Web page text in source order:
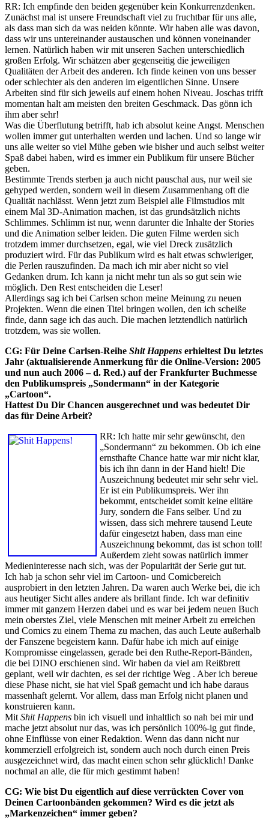
RR: Ich empfinde den beiden gegenüber kein Konkurrenzdenken.
Zunächst mal ist unsere Freundschaft viel zu fruchtbar für uns alle,
als dass man sich da was neiden könnte. Wir haben alle was davon,
dass wir uns untereinander austauschen und können voneinander
lernen. Natürlich haben wir mit unseren Sachen unterschiedlich
großen Erfolg. Wir schätzen aber gegenseitig die jeweiligen
Qualitäten der Arbeit des anderen. Ich finde keinen von uns besser
oder schlechter als den anderen im eigentlichen Sinne. Unsere
Arbeiten sind für sich jeweils auf einem hohen Niveau. Joschas trifft
momentan halt am meisten den breiten Geschmack. Das gönn ich
ihm aber sehr!
Was die Überflutung betrifft, hab ich absolut keine Angst. Menschen
wollen immer gut unterhalten werden und lachen. Und so lange wir
uns alle weiter so viel Mühe geben wie bisher und auch selbst weiter
Spaß dabei haben, wird es immer ein Publikum für unsere Bücher
geben.
Bestimmte Trends sterben ja auch nicht pauschal aus, nur weil sie
gehyped werden, sondern weil in diesem Zusammenhang oft die
Qualität nachlässt. Wenn jetzt zum Beispiel alle Filmstudios mit
einem Mal 3D-Animation machen, ist das grundsätzlich nichts
Schlimmes. Schlimm ist nur, wenn darunter die Inhalte der Stories
und die Animation selber leiden. Die guten Filme werden sich
trotzdem immer durchsetzen, egal, wie viel Dreck zusätzlich
produziert wird. Für das Publikum wird es halt etwas schwieriger,
die Perlen rauszufinden. Da mach ich mir aber nicht so viel
Gedanken drum. Ich kann ja nicht mehr tun als so gut sein wie
möglich. Den Rest entscheiden die Leser!
Allerdings sag ich bei Carlsen schon meine Meinung zu neuen
Projekten. Wenn die einen Titel bringen wollen, den ich scheiße
finde, dann sage ich das auch. Die machen letztendlich natürlich
trotzdem, was sie wollen.
CG: Für Deine Carlsen-Reihe Shit Happens erhieltest Du letztes
Jahr (aktualisierende Anmerkung für die Online-Version: 2005
und nun auch 2006 – d. Red.) auf der Frankfurter Buchmesse
den Publikumspreis „Sondermann“ in der Kategorie
„Cartoon“.
Hattest Du Dir Chancen ausgerechnet und was bedeutet Dir
das für Deine Arbeit?
RR: Ich hatte mir sehr gewünscht, den
„Sondermann“ zu bekommen. Ob ich eine
ernsthafte Chance hatte war mir nicht klar,
bis ich ihn dann in der Hand hielt! Die
Auszeichnung bedeutet mir sehr sehr viel.
Er ist ein Publikumspreis. Wer ihn
bekommt, entscheidet somit keine elitäre
Jury, sondern die Fans selber. Und zu
wissen, dass sich mehrere tausend Leute
dafür eingesetzt haben, dass man eine
Auszeichnung bekommt, das ist schon toll!
Außerdem zieht sowas natürlich immer
Medieninteresse nach sich, was der Popularität der Serie gut tut.
Ich hab ja schon sehr viel im Cartoon- und Comicbereich
ausprobiert in den letzten Jahren. Da waren auch Werke bei, die ich
aus heutiger Sicht alles andere als brillant finde. Ich war definitiv
immer mit ganzem Herzen dabei und es war bei jedem neuen Buch
mein oberstes Ziel, viele Menschen mit meiner Arbeit zu erreichen
und Comics zu einem Thema zu machen, das auch Leute außerhalb
der Fanszene begeistern kann. Dafür habe ich mich auf einige
Kompromisse eingelassen, gerade bei den Ruthe-Report-Bänden,
die bei DINO erschienen sind. Wir haben da viel am Reißbrett
geplant, weil wir dachten, es sei der richtige Weg . Aber ich bereue
diese Phase nicht, sie hat viel Spaß gemacht und ich habe daraus
massenhaft gelernt. Vor allem, dass man Erfolg nicht planen und
konstruieren kann.
Mit Shit Happens bin ich visuell und inhaltlich so nah bei mir und
mache jetzt absolut nur das, was ich persönlich 100%-ig gut finde,
ohne Einflüsse von einer Redaktion. Wenn das dann nicht nur
kommerziell erfolgreich ist, sondern auch noch durch einen Preis
ausgezeichnet wird, das macht einen schon sehr glücklich! Danke
nochmal an alle, die für mich gestimmt haben!
CG: Wie bist Du eigentlich auf diese verrückten Cover von
Deinen Cartoonbänden gekommen? Wird es die jetzt als
„Markenzeichen“ immer geben?